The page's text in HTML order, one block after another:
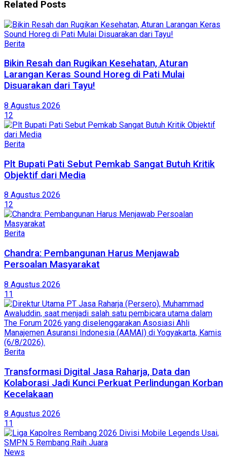
Related Posts
Berita
Bikin Resah dan Rugikan Kesehatan, Aturan
Larangan Keras Sound Horeg di Pati Mulai
Disuarakan dari Tayu!
8 Agustus 2026
12
Berita
Plt Bupati Pati Sebut Pemkab Sangat Butuh Kritik
Objektif dari Media
8 Agustus 2026
12
Berita
Chandra: Pembangunan Harus Menjawab
Persoalan Masyarakat
8 Agustus 2026
11
Berita
Transformasi Digital Jasa Raharja, Data dan
Kolaborasi Jadi Kunci Perkuat Perlindungan Korban
Kecelakaan
8 Agustus 2026
11
News